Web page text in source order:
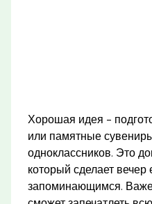
Хорошая идея –
или памятные
одноклассников. Это
который сделает
запоминающимся.